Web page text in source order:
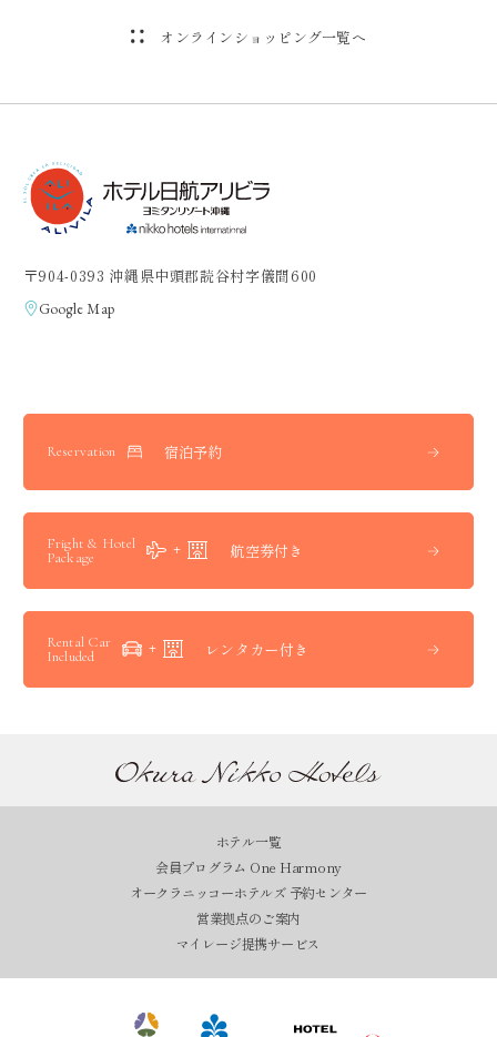
オンラインショッピング一覧へ
〒904-0393 沖縄県中頭郡読谷村字儀間600
Google Map
Reservation 宿泊予約
Fright & Hotel
Package
航空券付き
Rental Car
Included
レンタカー付き
ホテル一覧
会員プログラム One Harmony
オークラニッコーホテルズ 予約センター
営業拠点のご案内
マイレージ提携サービス